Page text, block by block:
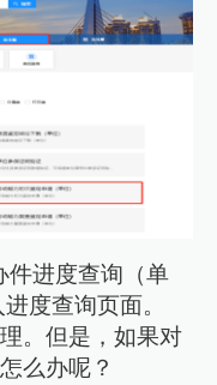
件进度查询（单
度查询页面。
。但是，如果对
么办呢？